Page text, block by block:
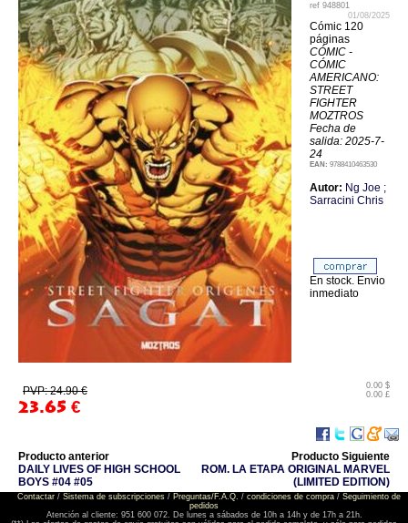
ref 948801
01/08/2025
Cómic 120
páginas
CÓMIC -
CÓMIC
AMERICANO:
STREET
FIGHTER
MOZTROS
Fecha de
salida: 2025-7-
24
EAN: 9788410463530
Autor: Ng Joe ;
Sarracini Chris
PVP: 24.90 €
23.65 €
0.00 $
0.00 £
En stock. Envio
inmediato
Producto anterior
DAILY LIVES OF HIGH SCHOOL
BOYS #04 #05
Producto Siguiente
ROM. LA ETAPA ORIGINAL MARVEL
(LIMITED EDITION)
Contactar/ Sistema de subscripciones/ Preguntas/F.A.Q. / condiciones de compra/ Seguimiento de
pedidos
Atención al cliente: 951 600 072. De lunes a sábados de 10h a 14h y de 17h a 21h.